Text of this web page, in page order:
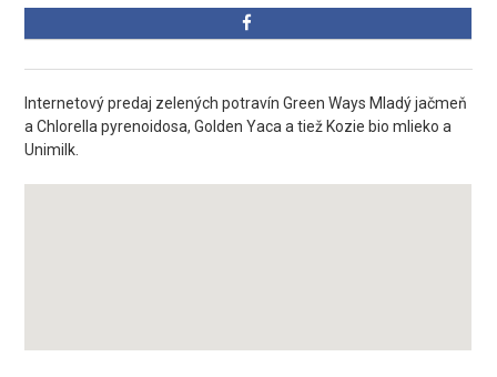
Internetový predaj zelených potravín Green Ways Mladý jačmeň
a Chlorella pyrenoidosa, Golden Yaca a tiež Kozie bio mlieko a
Unimilk.